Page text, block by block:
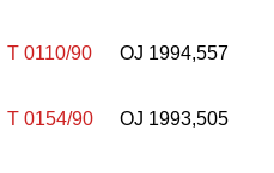
T 0110/90 OJ 1994,557
T 0154/90 OJ 1993,505